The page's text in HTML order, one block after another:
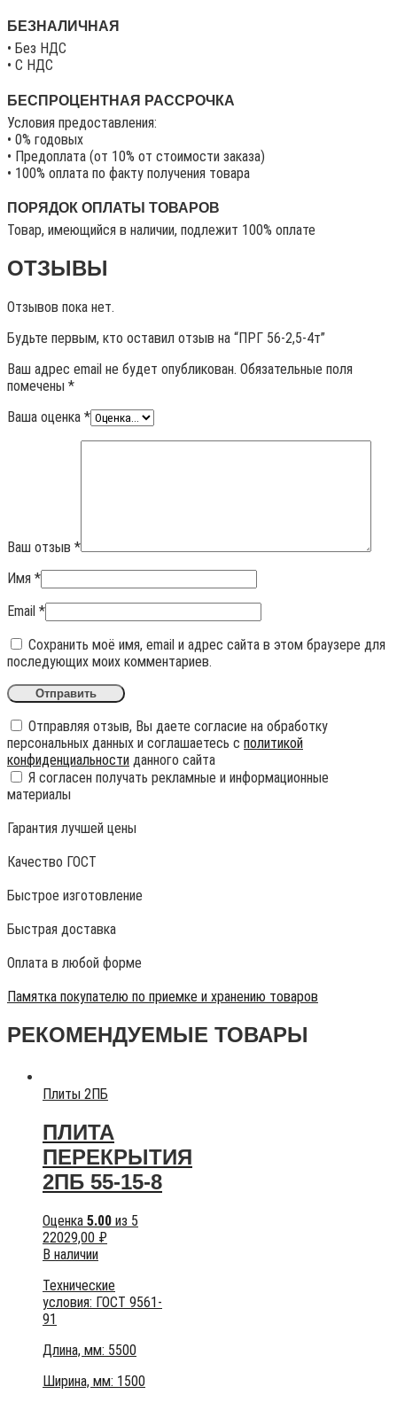
БЕЗНАЛИЧНАЯ
• Без НДС
• C НДС
БЕСПРОЦЕНТНАЯ РАССРОЧКА
Условия предоставления:
• 0% годовых
• Предоплата (от 10% от стоимости заказа)
• 100% оплата по факту получения товара
ПОРЯДОК ОПЛАТЫ ТОВАРОВ
Товар, имеющийся в наличии, подлежит 100% оплате
ОТЗЫВЫ
Отзывов пока нет.
Будьте первым, кто оставил отзыв на “ПРГ 56-2,5-4т”
Ваш адрес email не будет опубликован. Обязательные поля
помечены *
Ваша оценка *
Ваш отзыв *
Имя *
Email *
Сохранить моё имя, email и адрес сайта в этом браузере для
последующих моих комментариев.
Отправляя отзыв, Вы даете согласие на обработку
персональных данных и соглашаетесь с политикой
конфиденциальности данного сайта
Я согласен получать рекламные и информационные
материалы
Гарантия лучшей цены
Качество ГОСТ
Быстрое изготовление
Быстрая доставка
Оплата в любой форме
Памятка покупателю по приемке и хранению товаров
РЕКОМЕНДУЕМЫЕ ТОВАРЫ
Плиты 2ПБ
ПЛИТА
ПЕРЕКРЫТИЯ
2ПБ 55-15-8
Оценка 5.00 из 5
22029,00 ₽
В наличии
Технические
условия: ГОСТ 9561-
91
Длина, мм: 5500
Ширина, мм: 1500